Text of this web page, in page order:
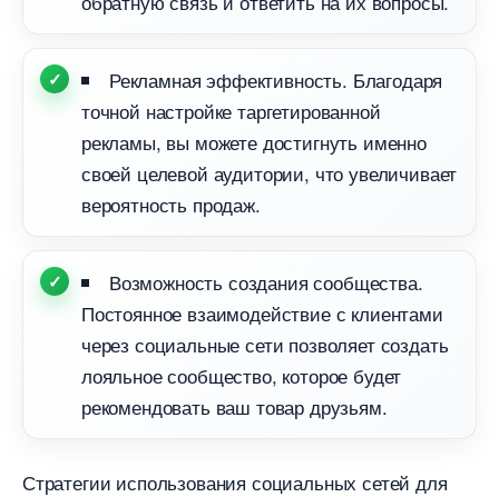
Рекламная эффективность. Благодаря
точной настройке таргетированной
рекламы, вы можете достигнуть именно
своей целевой аудитории, что увеличивает
ероятность продаж.
озможность создания сообщества.
Постоянное взаимодействие с клиентами
через социальные сети позволяет создать
лояльное сообщество, которое будет
рекомендовать ваш товар друзьям.
Стратегии использования социальных сетей для